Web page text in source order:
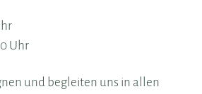
Uhr
und begleiten uns in allen